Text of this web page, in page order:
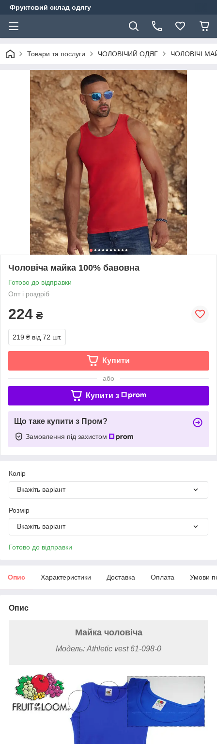
Фруктовий склад одягу
Товари та послуги ЧОЛОВІЧИЙ ОДЯГ ЧОЛОВІЧІ
Чоловіча майка 100% бавовна
Готово до відправки
Опт і роздріб
224 ₴
219 ₴ від 72 шт.
Купити
або
Купити з
Що таке купити з Пром?
Замовлення під захистом
Колір
Вкажіть варіант
Розмір
Вкажіть варіант
Готово до відправки
Опис Характеристики Доставка Оплата Умови
Опис
Майка чоловіча
Модель: Athletic vest 61-098-0